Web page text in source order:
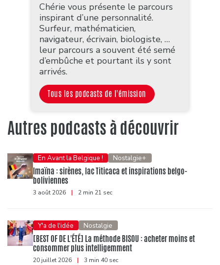
Chérie vous présente le parcours
inspirant d’une personnalité.
Surfeur, mathématicien,
navigateur, écrivain, biologiste, …
leur parcours a souvent été semé
d’embûche et pourtant ils y sont
arrivés.
Tous les podcasts de l'émission
Autres podcasts à découvrir
En Avant la Belgique ! Nostalgie+
Imaïna : sirènes, lac Titicaca et inspirations belgo-
boliviennes
3 août 2026 | 2 min 21 sec
Y'a de l'idée Nostalgie
[BEST OF DE L'ÉTÉ] La méthode BISOU : acheter moins et
consommer plus intelligemment
20 juillet 2026 | 3 min 40 sec